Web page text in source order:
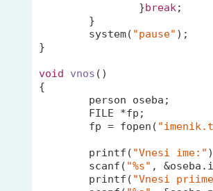
		}
break;
	system(
"pause" );
}
void vnos ()
{
	fp = fopen(
printf ( "Vnesi ime:"
scanf ( "%s" ,
printf ( "Vnesi